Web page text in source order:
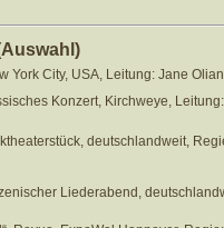
York City, USA, Leitung: Jane Olian
Konzert, Kirchweye,
deutschlandweit,
Liederabend,